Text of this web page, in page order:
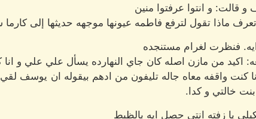
قالت: و انتوا عرفتوا منين
ماذا تقول لترفع فاطمه عيونها موجهه حديثها إلى كارما
فنظرت لغرام مستنجده
اكيد من مازن اصله كان جاي النهارده يسأل علي علي و
كنت واقفه معاه جاله تليفون من ادهم بيقوله ان يوسف
بنت خالتي و كدا.
يا زفته انتي حصل ايه بالظبط